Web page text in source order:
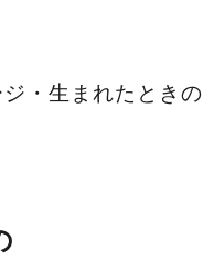
・生まれたときの